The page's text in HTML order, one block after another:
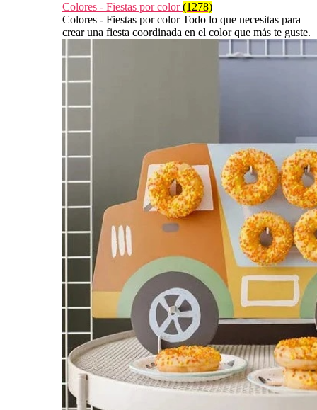
Colores - Fiestas por color(1278)
Colores - Fiestas por color Todo lo que necesitas para
crear una fiesta coordinada en el color que más te guste.